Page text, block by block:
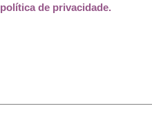
política de privacidade.